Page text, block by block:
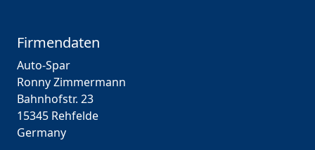
Firmendaten
Auto-Spar
Ronny Zimmermann
Bahnhofstr. 23
15345 Rehfelde
Germany